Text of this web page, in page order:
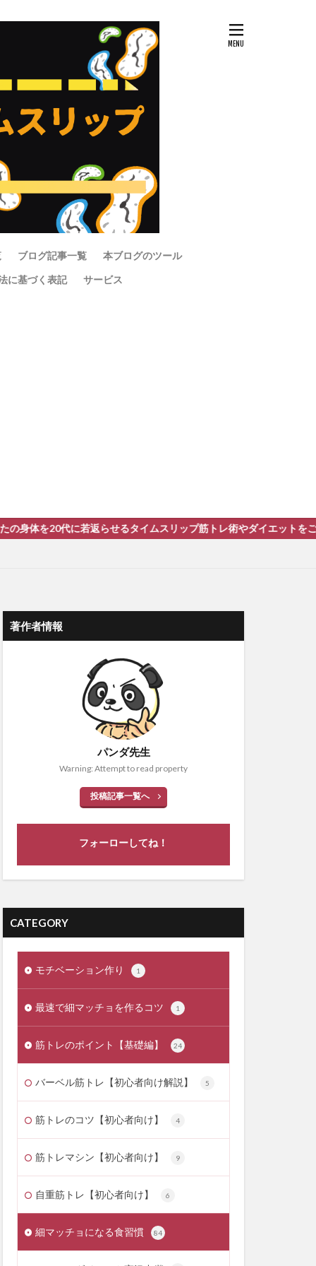
ブログ記事一覧
本ブログのツール
に基づく表記 サービス
20代に若返らせるタイムスリップ筋トレ術やダイエットをご紹介
著作者情報
パンダ先生
Warning: Attempt to read property
投稿記事一覧へ
フォーローしてね！
CATEGORY
モチベーション作り 1
最速で細マッチョを作るコツ 1
筋トレのポイント【基礎編】 24
バーベル筋トレ【初心者向け解説】 5
筋トレのコツ【初心者向け】 4
筋トレマシン【初心者向け】 9
自重筋トレ【初心者向け】 6
細マッチョになる食習慣 84